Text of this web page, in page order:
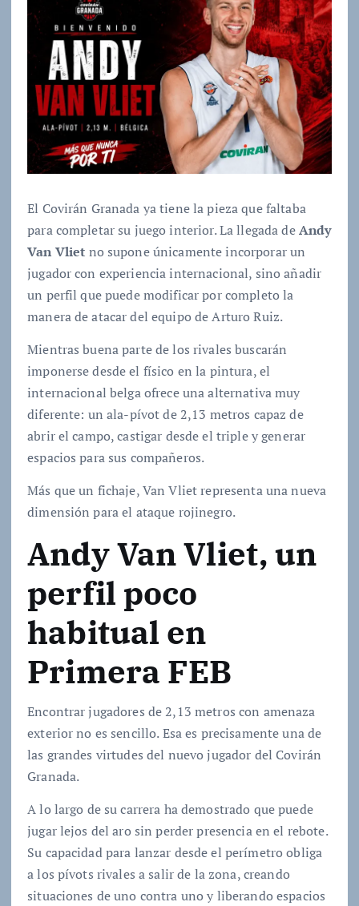
El Covirán Granada ya tiene la pieza que faltaba
para completar su juego interior. La llegada deAndy
Van Vliet no supone únicamente incorporar un
jugador con experiencia internacional, sino añadir
un perfil que puede modificar por completo la
manera de atacar del equipo de Arturo Ruiz.
Mientras buena parte de los rivales buscarán
imponerse desde el físico en la pintura, el
internacional belga ofrece una alternativa muy
diferente: un ala-pívot de 2,13 metros capaz de
abrir el campo, castigar desde el triple y generar
espacios para sus compañeros.
Más que un fichaje, Van Vliet representa una nueva
dimensión para el ataque rojinegro.
Andy Van Vliet, un
perfil poco
habitual en
Primera FEB
Encontrar jugadores de 2,13 metros con amenaza
exterior no es sencillo. Esa es precisamente una de
las grandes virtudes del nuevo jugador del Covirán
Granada.
A lo largo de su carrera ha demostrado que puede
jugar lejos del aro sin perder presencia en el rebote.
Su capacidad para lanzar desde el perímetro obliga
a los pívots rivales a salir de la zona, creando
situaciones de uno contra uno y liberando espacios